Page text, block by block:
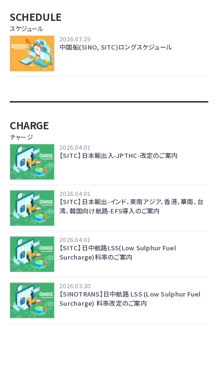
SCHEDULE
スケジュール
2026.07.29
中国船(SINO, SITC)ロングスケジュール
CHARGE
チャージ
2026.04.01
【SITC】日本輸出入-JPTHC-改定のご案内
2026.04.01
【SITC】日本輸出-インド、東南アジア、香港、華南、台
湾、韓国向け航路-EFS導入のご案内
2026.04.01
【SITC】日中航路LSS(Low Sulphur Fuel
Surcharge)料率のご案内
2026.03.30
【SINOTRANS】日中航路 LSS (Low Sulphur Fuel
Surcharge) 料率改定のご案内